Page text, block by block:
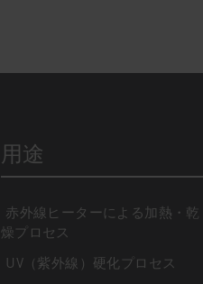
用途
赤外線ヒーターによる加熱・乾
燥プロセス
UV（紫外線）硬化プロセス